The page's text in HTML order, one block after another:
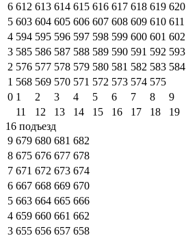
6 612 613 614 615 616 617 618 619 620
5 603 604 605 606 607 608 609 610 611
4 594 595 596 597 598 599 600 601 602
3 585 586 587 588 589 590 591 592 593
2 576 577 578 579 580 581 582 583 584
1 568 569 570 571 572 573 574 575
0 1 2 3 4 5 6 7 8 9
11
12 13 14 15 16 17 18 19
16 подъезд
9 679 680 681 682
8 675 676 677 678
7 671 672 673 674
6 667 668 669 670
5 663 664 665 666
4 659 660 661 662
3 655 656 657 658